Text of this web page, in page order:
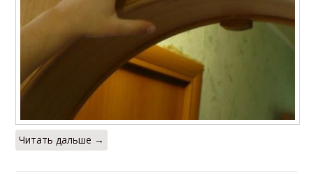
Читать дальше →